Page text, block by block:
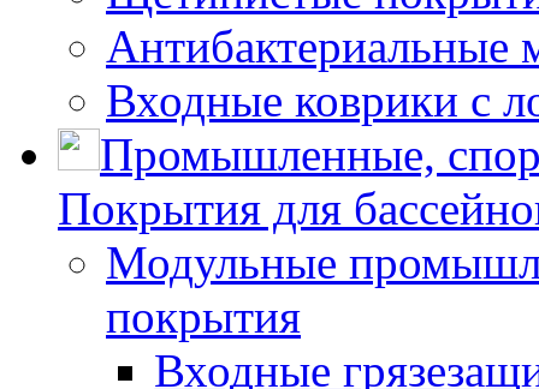
Антибактериальные
Входные коврики с
Промышленные,
Покрытия для
Модульные
покрытия
Входные